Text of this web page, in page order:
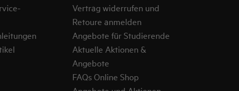
Vertrag widerrufen und
Retoure anmelden
Angebote für Studierende
Aktuelle Aktionen &
Angebote
FAQs Online Shop